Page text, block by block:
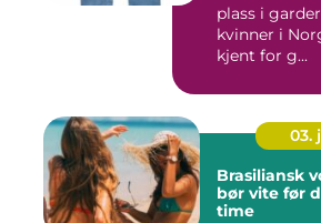
plass i
kvinner i
kjent for g...
03.
Brasiliansk
bør vite før
time